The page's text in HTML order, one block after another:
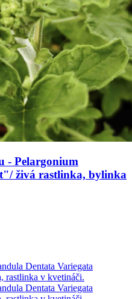
- Pelargonium
živá rastlinka, bylinka